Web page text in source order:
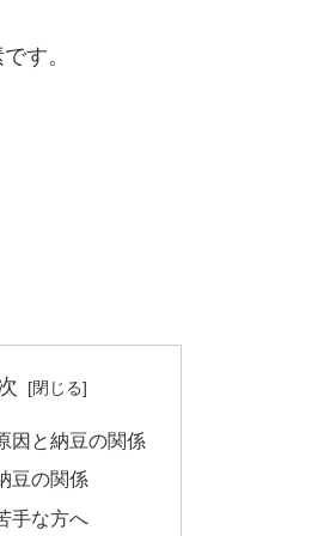
す。
因と納豆の関係
豆の関係
手な方へ